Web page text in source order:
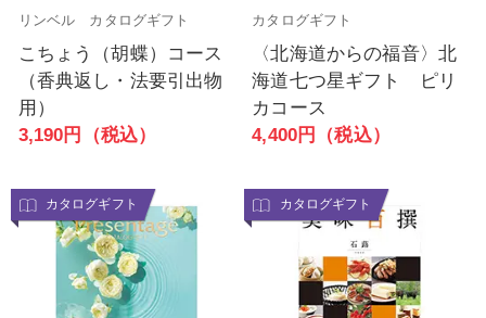
リンベル カタログギフト
こちょう（胡蝶）コース
（香典返し・法要引出物
用）
3,190円（税込）
カタログギフト
〈北海道からの福音〉北
海道七つ星ギフト ピリ
カコース
4,400円（税込）
カタログギフト カタログギフト